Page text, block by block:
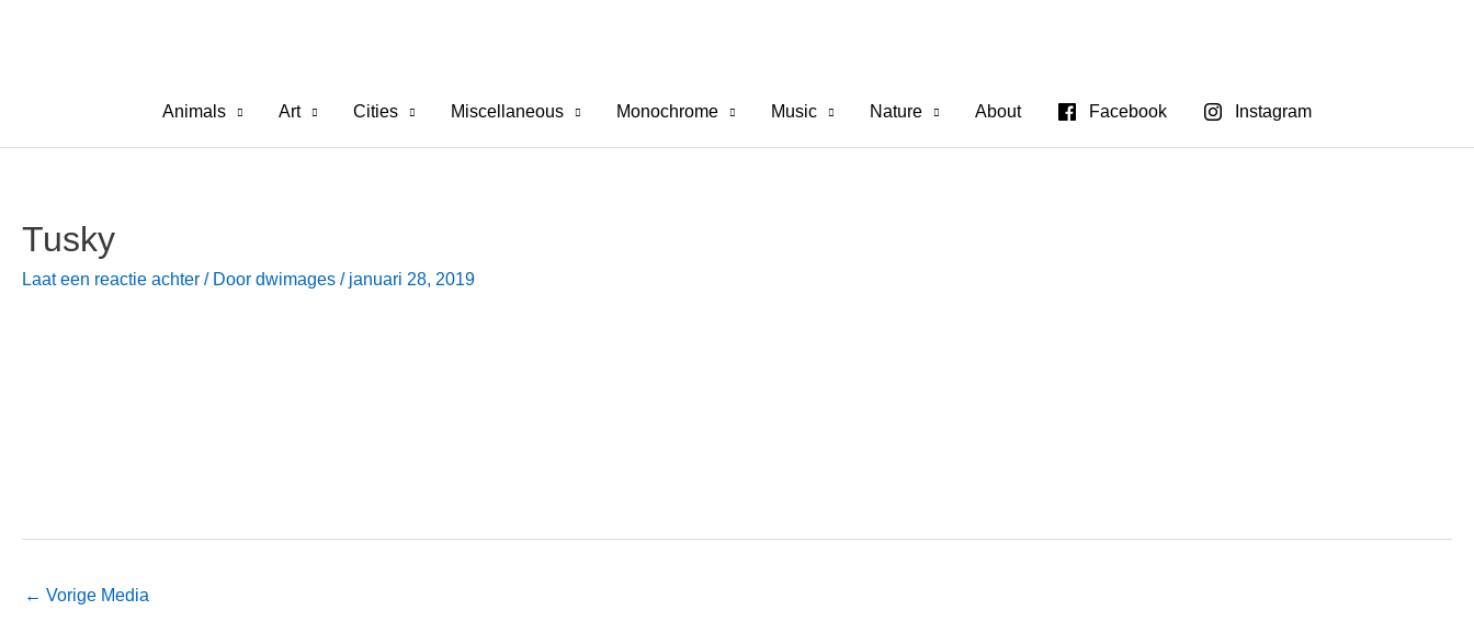
Animals Art Cities Miscellaneous Monochrome Music Nature About Facebook Instagram
Tusky
Laat een reactie achter / Door dwimages / januari 28, 2019
← Vorige Media